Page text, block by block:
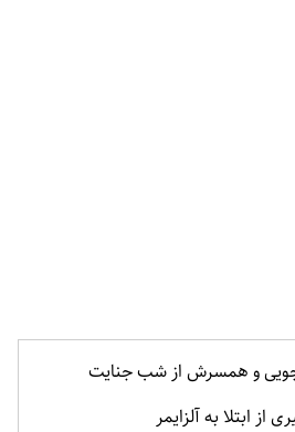
و همسرش از شب جنایت
از ابتلا به آلزایمر